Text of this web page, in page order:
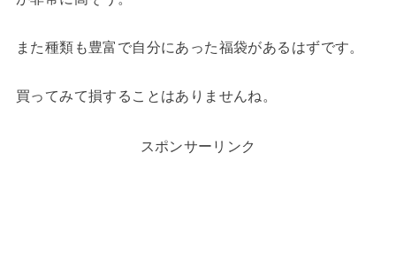
また種類も豊富で自分にあった福袋があるはずです。
買ってみて損することはありませんね。
スポンサーリンク